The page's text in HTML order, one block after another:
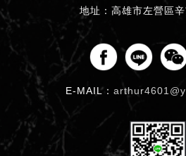
地址：高雄市左營區
E-MAIL：